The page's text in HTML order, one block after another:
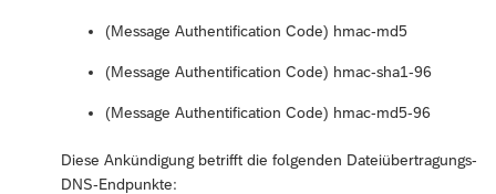
(Message Authentification Code) hmac-md5
(Message Authentification Code) hmac-sha1-96
(Message Authentification Code) hmac-md5-96
Diese Ankündigung betrifft die folgenden Dateiübertragungs-
DNS-Endpunkte: